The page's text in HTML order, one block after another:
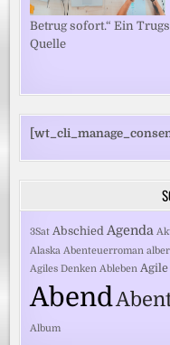
Betrug sofort.“ Ein
Quelle
3Sat Abschied Agenda
Alaska Abenteuerroman
Agiles Denken Ableben Agile
Abend
Album